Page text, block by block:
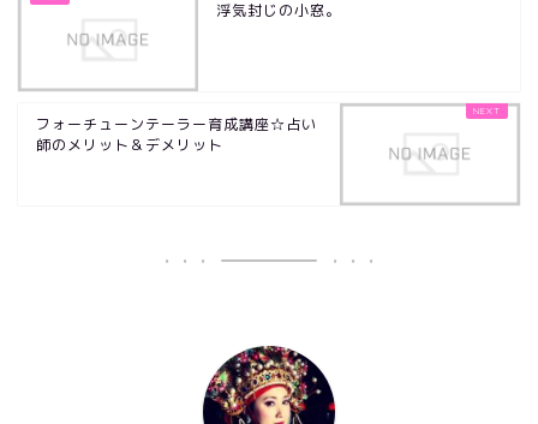
浮気封じの小窓。
フォーチューンテーラー育成講座☆占い
師のメリット＆デメリット